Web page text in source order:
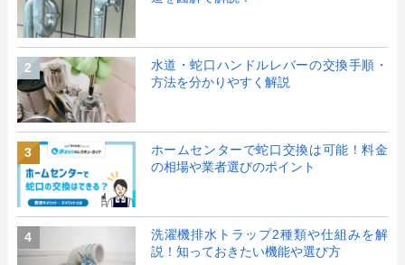
2
水道・蛇口ハンドルレバーの交換手順・
方法を分かりやすく解説
3
ホームセンターで蛇口交換は可能！料金
の相場や業者選びのポイント
4
洗濯機排水トラップ2種類や仕組みを解
説！知っておきたい機能や選び方